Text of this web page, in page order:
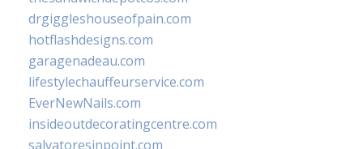
drgiggleshouseofpain.com
hotflashdesigns.com
garagenadeau.com
lifestylechauffeurservice.com
EverNewNails.com
insideoutdecoratingcentre.com
salvatoresinpoint.com